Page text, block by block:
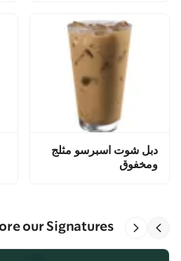
دبل شوت اسبرسو مثلج
ومخفوق
our Signatures